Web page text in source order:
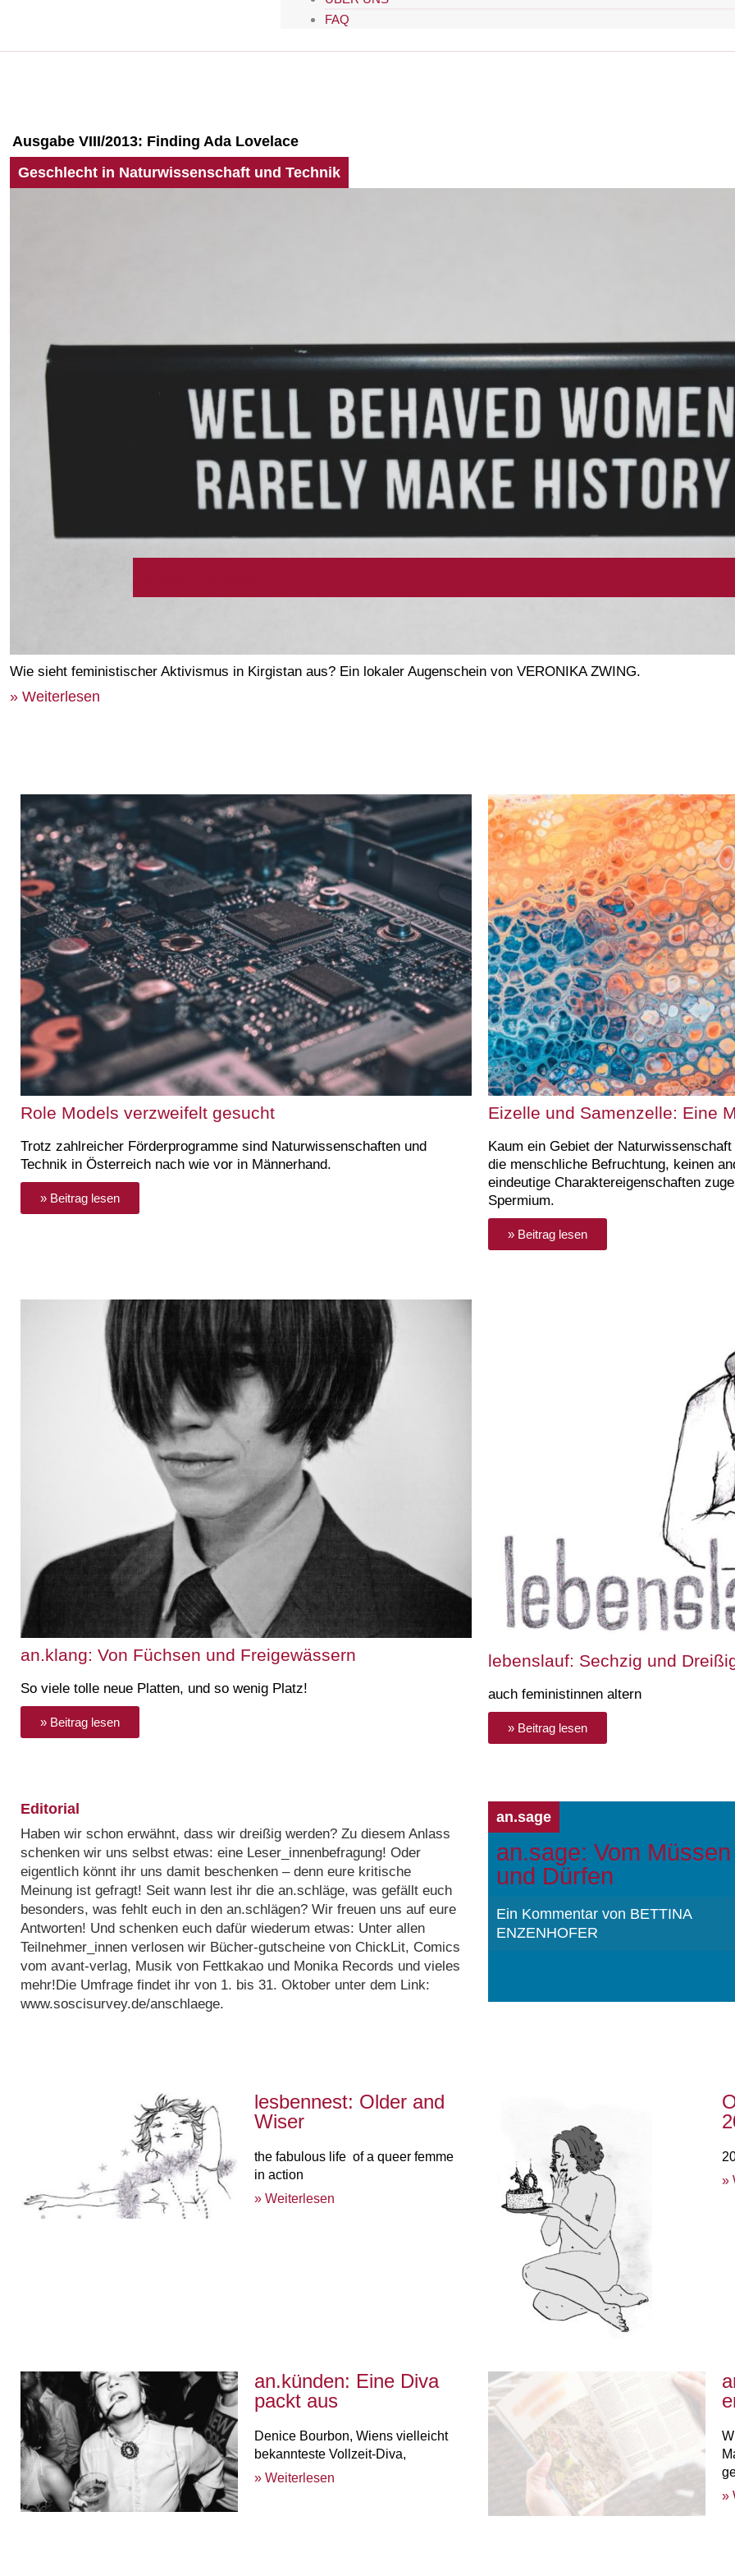
FAQ
Ausgabe VIII/2013: Finding Ada Lovelace
Geschlecht in Naturwissenschaft und Technik
Wie sieht feministischer Aktivismus in Kirgistan aus? Ein lokaler Augenschein von VERONIKA ZWING.
» Weiterlesen
Role Models verzweifelt gesucht
Trotz zahlreicher Förderprogramme sind Naturwissenschaften und
Technik in Österreich nach wie vor in Männerhand.
» Beitrag lesen
Eizelle und Samenzelle: Eine
Kaum ein Gebiet der
die menschliche Befruchtung, keinen
eindeutige Charaktereigenschaften
Spermium.
» Beitrag lesen
an.klang: Von Füchsen und Freigewässern
So viele tolle neue Platten, und so wenig Platz!
» Beitrag lesen
lebenslauf: Sechzig und
auch feministinnen altern
» Beitrag lesen
Editorial
Haben wir schon erwähnt, dass wir dreißig werden? Zu diesem Anlass
schenken wir uns selbst etwas: eine Leser_innenbefragung! Oder
eigentlich könnt ihr uns damit beschenken – denn eure kritische
Meinung ist gefragt! Seit wann lest ihr die an.schläge, was gefällt euch
besonders, was fehlt euch in den an.schlägen? Wir freuen uns auf eure
Antworten! Und schenken euch dafür wiederum etwas: Unter allen
Teilnehmer_innen verlosen wir Bücher-gutscheine von ChickLit, Comics
vom avant-verlag, Musik von Fettkakao und Monika Records und vieles
mehr!Die Umfrage findet ihr von 1. bis 31. Oktober unter dem Link:
www.soscisurvey.de/anschlaege.
an.sage
an.sage: Vom Müssen
und Dürfen
Ein Kommentar von BETTINA
ENZENHOFER
lesbennest: Older and
Wiser
the fabulous life of a queer femme
in action
» Weiterlesen
»
an.künden: Eine Diva
packt aus
Denice Bourbon, Wiens vielleicht
bekannteste Vollzeit-Diva,
» Weiterlesen
»